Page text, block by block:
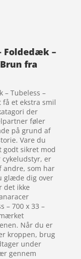
Foldedæk –
fra
– Tubeless –
få et ekstra smil
der
føler
på grund af
Vare du
godt sikret mod
er
andre, som har
glæde dig over
det ikke
– 700 x 33 –
Når du er
kroppen, brug
under
gennem